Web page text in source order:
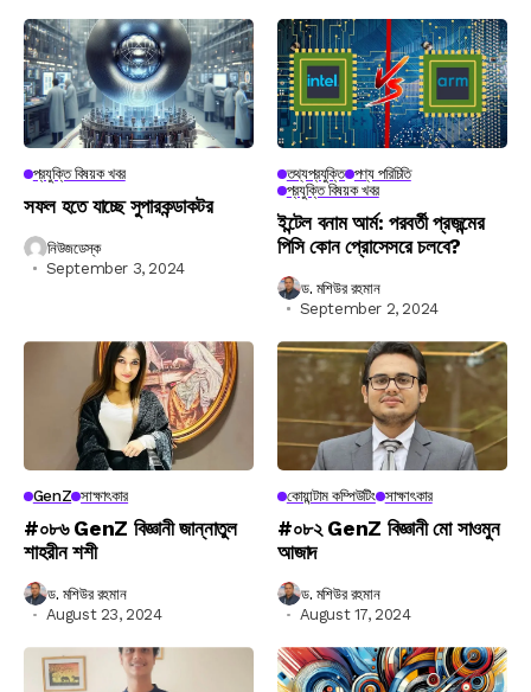
প্রযুক্তি বিষয়ক খবর
সফল হতে যাচ্ছে সুপারকন্ডাকটর
নিউজডেস্ক
September 3, 2024
তথ্যপ্রযুক্তি পণ্য পরিচিতি
প্রযুক্তি বিষয়ক খবর
ইন্টেল বনাম আর্ম: পরবর্তী প্রজন্মের
পিসি কোন প্রোসেসরে চলবে?
ড. মশিউর রহমান
September 2, 2024
GenZ সাক্ষাৎকার
#০৮৬ GenZ বিজ্ঞানী জান্নাতুল
শাহরীন শশী
ড. মশিউর রহমান
August 23, 2024
কোয়ান্টাম কম্পিউটিং সাক্ষাৎকার
#০৮২ GenZ বিজ্ঞানী মো সাওমুন
আজাদ
ড. মশিউর রহমান
August 17, 2024